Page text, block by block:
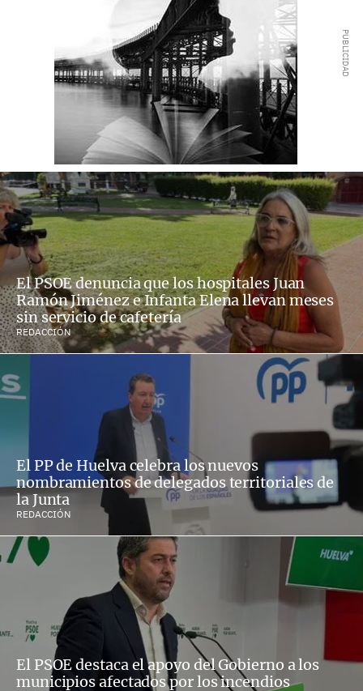
El PSOE denuncia que los hospitales Juan
Ramón Jiménez e Infanta Elena llevan meses
sin servicio de cafetería
REDACCIÓN
El PP de Huelva celebra los nuevos
nombramientos de delegados territoriales de
la Junta
REDACCIÓN
El PSOE destaca el apoyo del Gobierno a los
municipios afectados por los incendios